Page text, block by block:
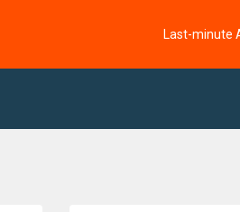
Last-minute